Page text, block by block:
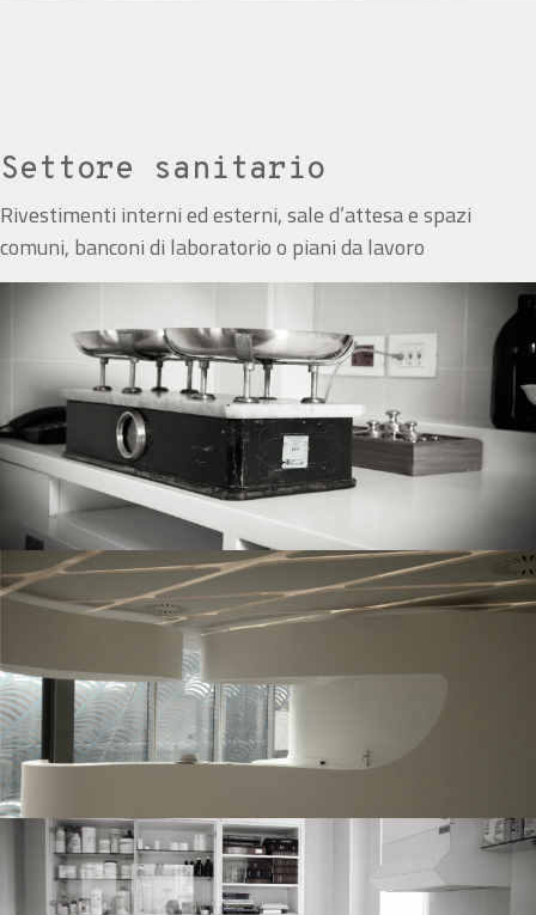
Settore sanitario
Rivestimenti interni ed esterni, sale d’attesa e spazi
comuni, banconi di laboratorio o piani da lavoro